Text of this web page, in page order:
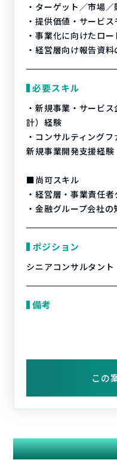
・ターゲット／市場
・提供価値・サービ
・事業化に向けたロ
・経営層向け報告資
必要スキル
・新規事業・サービ
計）経験
・コンサルティング
新規事業開発支援経験
■尚可スキル
・経営層・事業責任
・金融グループ会社
ポジション
シニアコンサルタント
備考
この
関